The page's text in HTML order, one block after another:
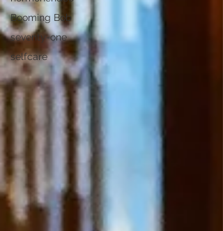
Booming Bob
seventy-one
selfcare